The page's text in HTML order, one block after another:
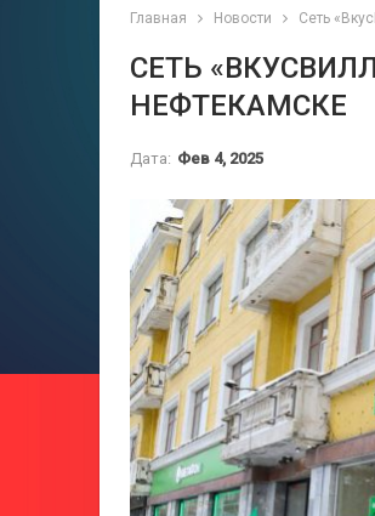
Главная Новости Сеть
СЕТЬ
НЕФТЕКАМСКЕ
Дата: Фев 4, 2025